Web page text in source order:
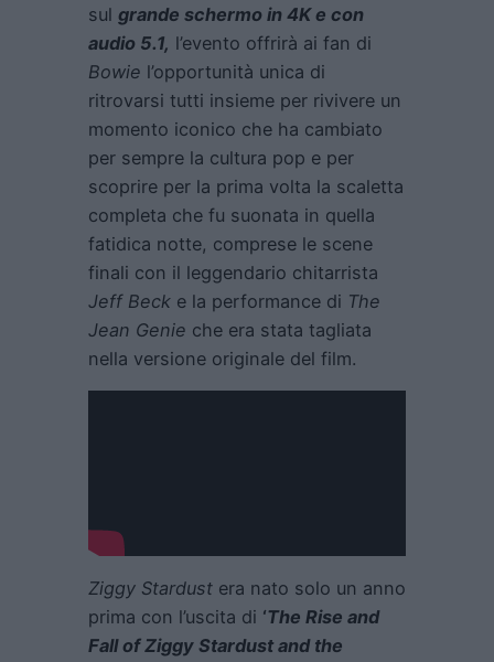
sul grande schermo in 4K e con
audio 5.1, l’evento offrirà ai fan di
Bowie l’opportunità unica di
ritrovarsi tutti insieme per rivivere un
momento iconico che ha cambiato
per sempre la cultura pop e per
scoprire per la prima volta la scaletta
completa che fu suonata in quella
fatidica notte, comprese le scene
finali con il leggendario chitarrista
Jeff Beck e la performance di The
Jean Genie che era stata tagliata
nella versione originale del film.
Ziggy Stardust era nato solo un anno
prima con l’uscita di ‘The Rise and
Fall of Ziggy Stardust and the